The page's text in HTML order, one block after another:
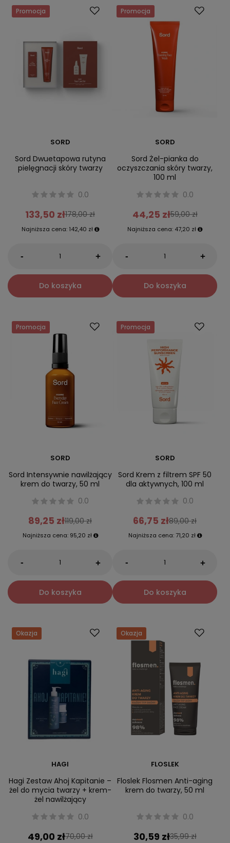
Promocja
SORD
Sord Dwuetapowa rutyna
pielęgnacji skóry twarzy
0.0
133,50 zł178,00 zł
Najniższa cena: 142,40 zł
- +
Do koszyka
Promocja
SORD
Sord Żel-pianka do
oczyszczania skóry twarzy,
100 ml
0.0
44,25 zł59,00 zł
Najniższa cena: 47,20 zł
- +
Do koszyka
Promocja
SORD
Sord Intensywnie nawilżający
krem do twarzy, 50 ml
0.0
89,25 zł119,00 zł
Najniższa cena: 95,20 zł
- +
Do koszyka
Promocja
SORD
Sord Krem z filtrem SPF 50
dla aktywnych, 100 ml
0.0
66,75 zł89,00 zł
Najniższa cena: 71,20 zł
- +
Do koszyka
Okazja
HAGI
Hagi Zestaw Ahoj Kapitanie –
żel do mycia twarzy + krem-
żel nawilżający
0.0
49,00 zł70,00 zł
Okazja
FLOSLEK
Floslek Flosmen Anti-aging
krem do twarzy, 50 ml
0.0
30,59 zł35,99 zł